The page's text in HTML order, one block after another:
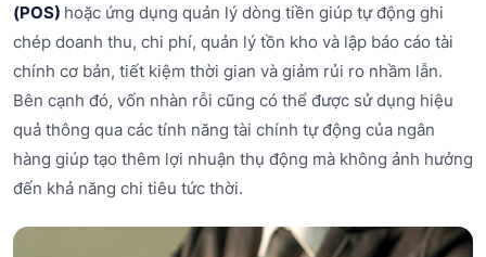
(POS) hoặc ứng dụng quản lý dòng tiền giúp tự động ghi
chép doanh thu, chi phí, quản lý tồn kho và lập báo cáo tài
chính cơ bản, tiết kiệm thời gian và giảm rủi ro nhầm lẫn.
Bên cạnh đó, vốn nhàn rỗi cũng có thể được sử dụng hiệu
quả thông qua các tính năng tài chính tự động của ngân
hàng giúp tạo thêm lợi nhuận thụ động mà không ảnh hưởng
đến khả năng chi tiêu tức thời.